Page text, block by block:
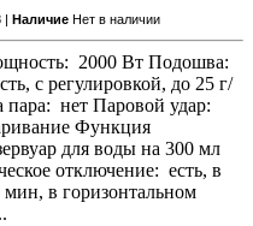
| Наличие Нет в наличии
2000 Вт Подошва:
с регулировкой, до 25 г/
пара: нет Паровой удар:
Функция
для воды на 300 мл
отключение: есть, в
в горизонтальном